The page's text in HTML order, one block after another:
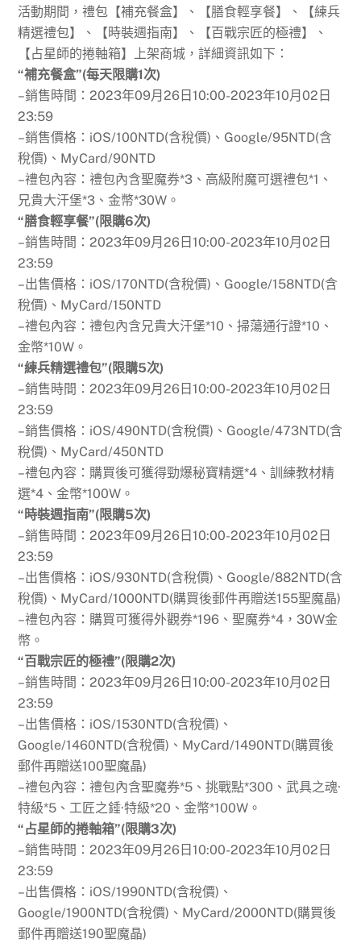
活動期間，禮包【補充餐盒】、【膳食輕享餐】、【練兵
精選禮包】、【時裝週指南】、【百戰宗匠的極禮】、
【占星師的捲軸箱】上架商城，詳細資訊如下：
“補充餐盒”(每天限購1次)
–銷售時間：2023年09月26日10:00-2023年10月02日
23:59
–銷售價格：iOS/100NTD(含稅價)、Google/95NTD(含
稅價)、MyCard/90NTD
–禮包內容：禮包內含聖魔券*3、高級附魔可選禮包*1、
兄貴大汗堡*3、金幣*30W。
“膳食輕享餐”(限購6次)
–銷售時間：2023年09月26日10:00-2023年10月02日
23:59
–出售價格：iOS/170NTD(含稅價)、Google/158NTD(含
稅價)、MyCard/150NTD
–禮包內容：禮包內含兄貴大汗堡*10、掃蕩通行證*10、
金幣*10W。
“練兵精選禮包”(限購5次)
–銷售時間：2023年09月26日10:00-2023年10月02日
23:59
–銷售價格：iOS/490NTD(含稅價)、Google/473NTD(含
稅價)、MyCard/450NTD
–禮包內容：購買後可獲得勁爆秘寶精選*4、訓練教材精
選*4、金幣*100W。
“時裝週指南”(限購5次)
–銷售時間：2023年09月26日10:00-2023年10月02日
23:59
–出售價格：iOS/930NTD(含稅價)、Google/882NTD(含
稅價)、MyCard/1000NTD(購買後郵件再贈送155聖魔晶)
–禮包內容：購買可獲得外觀券*196、聖魔券*4，30W金
幣。
“百戰宗匠的極禮”(限購2次)
–銷售時間：2023年09月26日10:00-2023年10月02日
23:59
–出售價格：iOS/1530NTD(含稅價)、
Google/1460NTD(含稅價)、MyCard/1490NTD(購買後
郵件再贈送100聖魔晶)
–禮包內容：禮包內含聖魔券*5、挑戰點*300、武具之魂·
特級*5、工匠之錘·特級*20、金幣*100W。
“占星師的捲軸箱”(限購3次)
–銷售時間：2023年09月26日10:00-2023年10月02日
23:59
–出售價格：iOS/1990NTD(含稅價)、
Google/1900NTD(含稅價)、MyCard/2000NTD(購買後
郵件再贈送190聖魔晶)